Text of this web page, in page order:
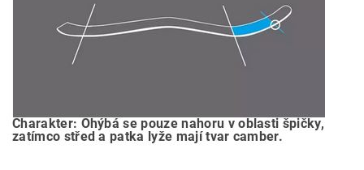
Charakter: Ohýbá se pouze nahoru v oblasti špičky,
zatímco střed a patka lyže mají tvar camber.